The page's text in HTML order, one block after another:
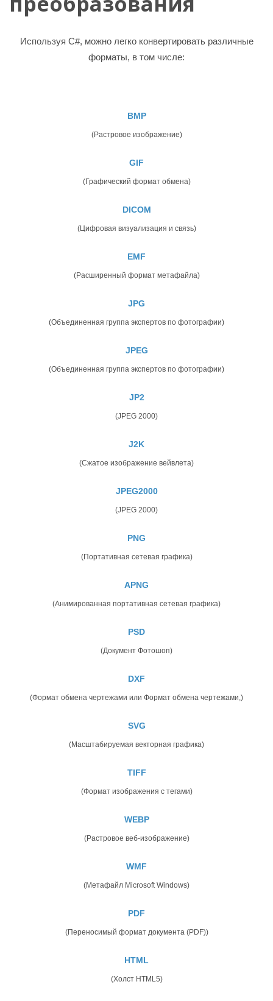
Используя C#, можно легко конвертировать различные
форматы, в том числе:
BMP
(Растровое изображение)
GIF
(Графический формат обмена)
DICOM
(Цифровая визуализация и связь)
EMF
(Расширенный формат метафайла)
JPG
(Объединенная группа экспертов по фотографии)
JPEG
(Объединенная группа экспертов по фотографии)
JP2
(JPEG 2000)
J2K
(Сжатое изображение вейвлета)
JPEG2000
(JPEG 2000)
PNG
(Портативная сетевая графика)
APNG
(Анимированная портативная сетевая графика)
PSD
(Документ Фотошоп)
DXF
(Формат обмена чертежами или Формат обмена чертежами,)
SVG
(Масштабируемая векторная графика)
TIFF
(Формат изображения с тегами)
WEBP
(Растровое веб-изображение)
WMF
(Метафайл Microsoft Windows)
PDF
(Переносимый формат документа (PDF))
HTML
(Холст HTML5)